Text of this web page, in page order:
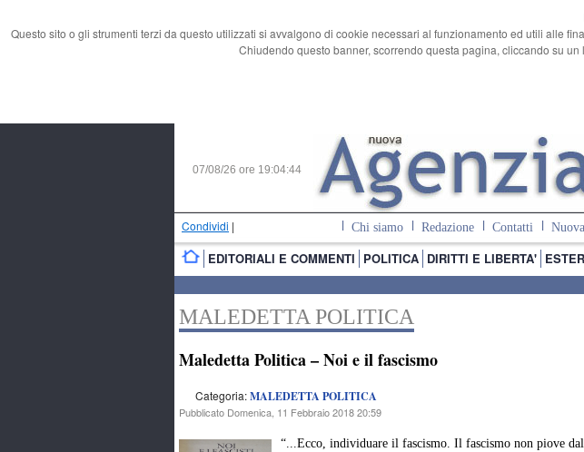
Questo sito o gli strumenti terzi da questo utilizzati si avvalgono di cookie necessari al funzionamento ed utili alle
Chiudendo questo banner, scorrendo questa pagina, cliccando su
07/08/26 ore 19:04:45
Condividi | Chi siamo Redazione Contatti
EDITORIALI E COMMENTI POLITICA DIRITTI E LIBERTA'
MALEDETTA POLITICA
Maledetta Politica – Noi e il fascismo
Categoria:MALEDETTA POLITICA
Pubblicato Domenica, 11 Febbraio 2018 20:59
“...Ecco, individuare il fascismo. Il fascismo non piove